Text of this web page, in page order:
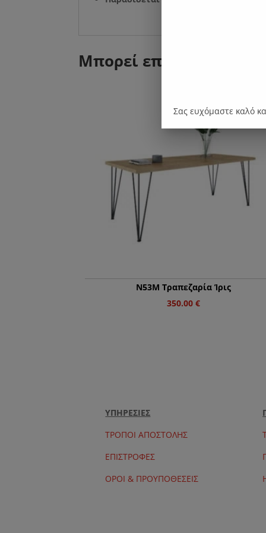
Μπορεί επίσης να σας
Ν53Μ Τραπεζαρία Ίρις
350.00€
ΥΠΗΡΕΣΙΕΣ
ΤΡΟΠΟΙ ΑΠΟΣΤΟΛΗΣ
ΕΠΙΣΤΡΟΦΕΣ
ΟΡΟΙ & ΠΡΟΥΠΟΘΕΣΕΙΣ
Σας ευχόμαστε καλό